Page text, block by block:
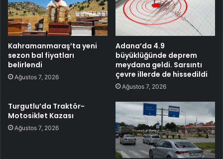
Kahramanmaraş’ta yeni
sezon bal fiyatları
belirlendi
Ağustos 7, 2026
Adana’da 4.9
büyüklüğünde deprem
meydana geldi. Sarsıntı
çevre illerde de hissedildi
Ağustos 7, 2026
Turgutlu’da Traktör-
Motosiklet Kazası
Ağustos 7, 2026